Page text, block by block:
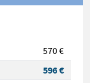
570 €
596 €